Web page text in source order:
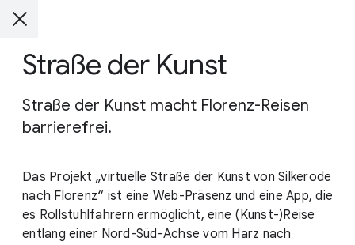
Straße der Kunst
Straße der Kunst macht Florenz-Reisen
barrierefrei.
Das Projekt „virtuelle Straße der Kunst von Silkerode
nach Florenz“ ist eine Web-Präsenz und eine App, die
es Rollstuhlfahrern ermöglicht, eine (Kunst-)Reise
entlang einer Nord-Süd-Achse vom Harz nach